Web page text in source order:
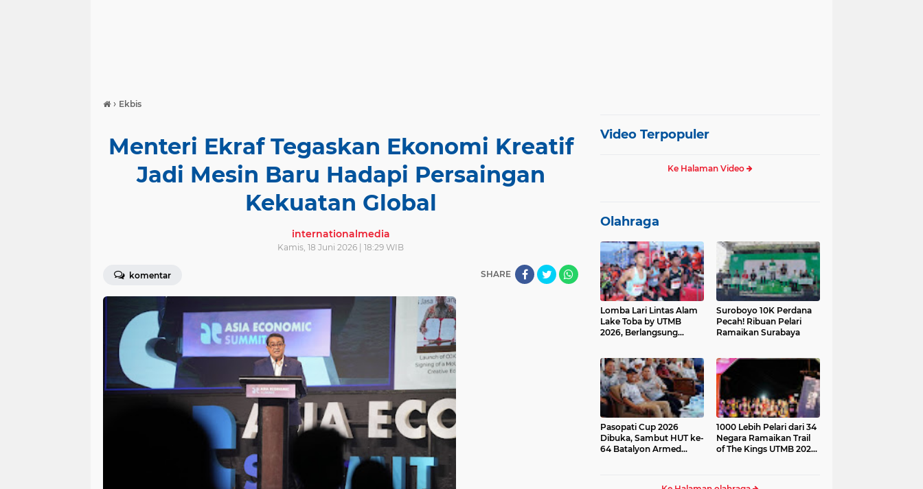
› Ekbis
Menteri Ekraf Tegaskan Ekonomi Kreatif
Jadi Mesin Baru Hadapi Persaingan
Kekuatan Global
internationalmedia
Kamis, 18 Juni 2026 | 18:29 WIB
komentar SHARE
Video Terpopuler
Ke Halaman Video
Olahraga
Lomba Lari Lintas Alam
Lake Toba by UTMB
2026, Berlangsung
Suroboyo 10K Perdana
Pecah! Ribuan Pelari
Ramaikan Surabaya
Pasopati Cup 2026
Dibuka, Sambut HUT ke-
64 Batalyon Armed
1000 Lebih Pelari dari 34
Negara Ramaikan Trail
of The Kings UTMB 2026